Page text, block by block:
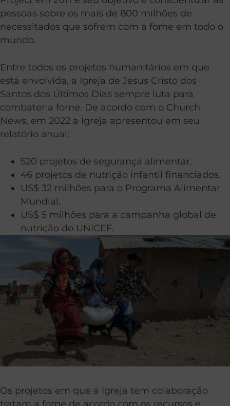
pessoas sobre os mais de 800 milhões de
necessitados que sofrem com a fome em todo o
mundo.
Entre todos os projetos humanitários em que
está envolvida, a Igreja de Jesus Cristo dos
Santos dos Últimos Dias sempre luta para
combater a fome. De acordo com o Church
News, em 2022 a Igreja apresentou em seu
relatório anual:
520 projetos de segurança alimentar.
46 projetos de nutrição infantil financiados.
US$ 32 milhões para o Programa Alimentar
Mundial.
US$ 5 milhões para a campanha global de
nutrição do UNICEF.
Os projetos em que a Igreja tem colaboração
tratam a fome de acordo com os recursos e